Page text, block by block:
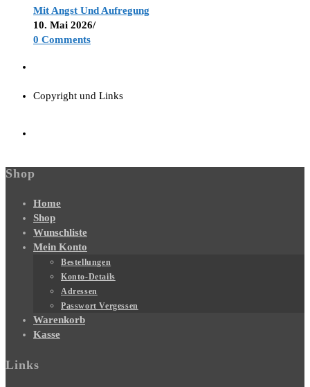
Mit Angst Und Aufregung
10. Mai 2026/
0 Comments
Copyright und Links
Shop
Home
Shop
Wunschliste
Mein Konto
Bestellungen
Konto-Details
Adressen
Passwort Vergessen
Warenkorb
Kasse
Links